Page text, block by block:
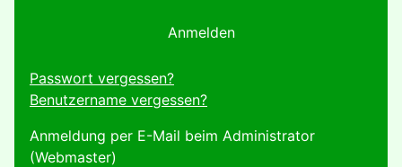
Anmelden
Passwort vergessen?
Benutzername vergessen?
Anmeldung per E-Mail beim Administrator
(Webmaster)